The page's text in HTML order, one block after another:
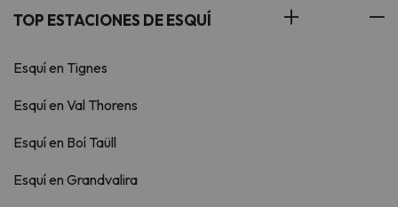
TOP ESTACIONES DE ESQUÍ
Esquí en Tignes
Esquí en Val Thorens
Esquí en Boí Taüll
Esquí en Grandvalira